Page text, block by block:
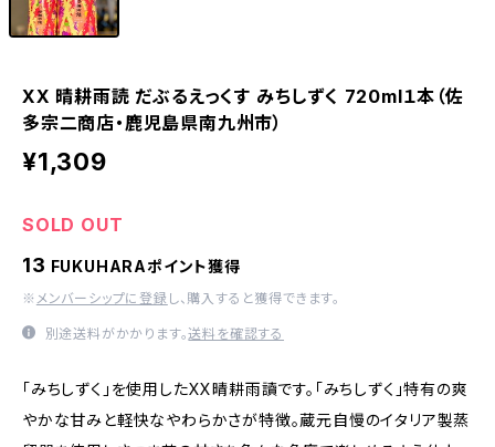
XX 晴耕雨読 だぶるえっくす みちしずく 720ml１本（佐
多宗二商店・鹿児島県南九州市）
¥1,309
SOLD OUT
13 FUKUHARAポイント獲得
※ メンバーシップに登録 し、購入すると獲得できます。
別途送料がかかります。送料を確認する
「みちしずく」を使用したXX晴耕雨讀です。「みちしずく」特有の爽
やかな甘みと軽快なやわらかさが特徴。蔵元自慢のイタリア製蒸